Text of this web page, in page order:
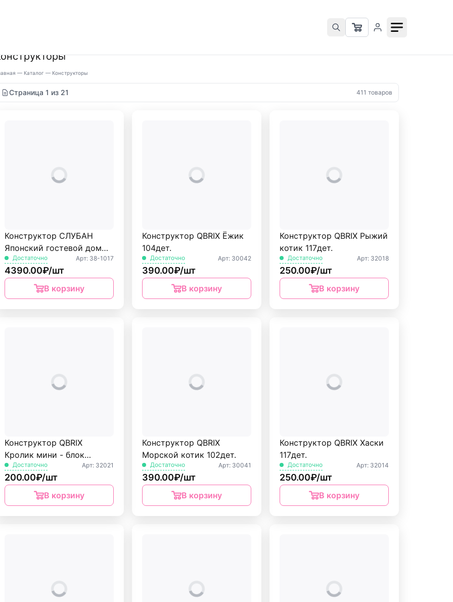
— Каталог — Конструкторы
Страница 1 из 21 411 товаров
Конструктор СЛУБАН
Японский гостевой дом
1029 дет. М38-В1017
Достаточно Арт: 38-1017
4390.00₽/шт
В корзину
Конструктор QBRIX Ёжик
104дет.
Достаточно Арт: 30042
390.00₽/шт
В корзину
Конструктор QBRIX Рыжий
котик 117дет.
Достаточно Арт: 32018
250.00₽/шт
В корзину
Конструктор QBRIX
Кролик мини - блок
205дет.
Достаточно Арт: 32021
200.00₽/шт
В корзину
Конструктор QBRIX
Морской котик 102дет.
Достаточно Арт: 30041
390.00₽/шт
В корзину
Конструктор QBRIX Хаски
117дет.
Достаточно Арт: 32014
250.00₽/шт
В корзину